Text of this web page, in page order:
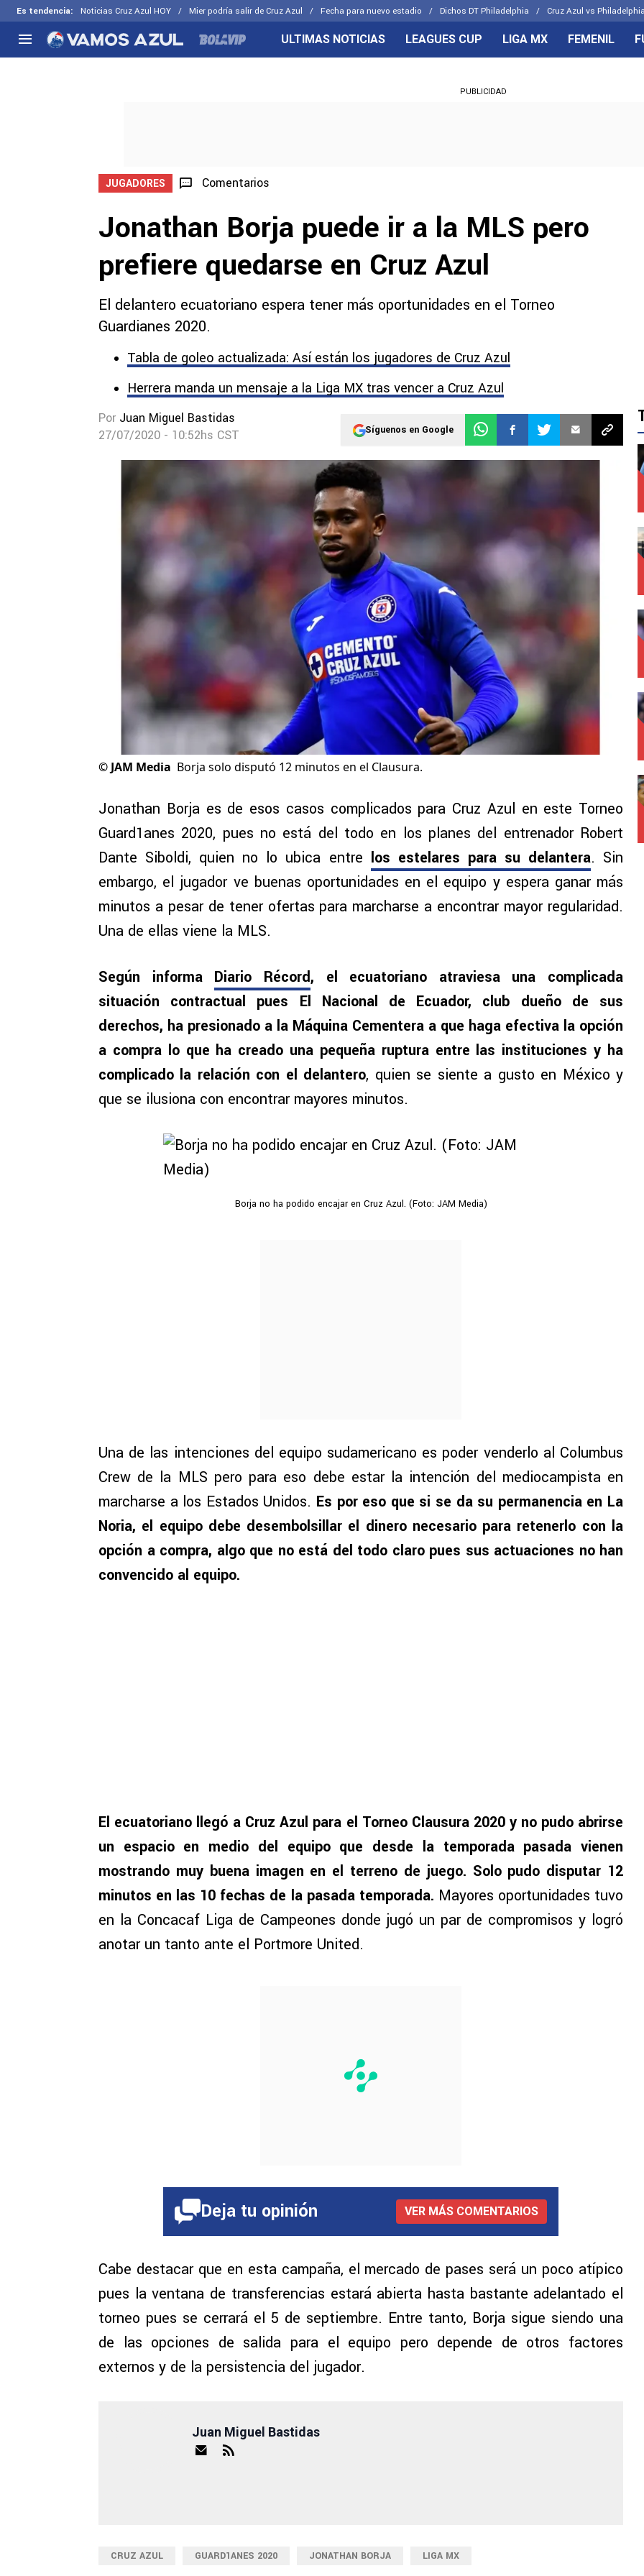
Es tendencia: Noticias Cruz Azul HOY Mier podría salir de Cruz Azul Fecha para nuevo estadio Dichos DT Philadelphia Cruz Azul vs
Selección Mexicana
CELESTES
ULTIMAS NOTICIAS LEAGUES CUP LIGA MX FEMENIL
PUBLICIDAD
JUGADORES Comentarios
Jonathan Borja puede ir a la MLS pero
prefiere quedarse en Cruz Azul
El delantero ecuatoriano espera tener más oportunidades en el Torneo
Guardianes 2020.
Tabla de goleo actualizada: Así están los jugadores de Cruz Azul
Herrera manda un mensaje a la Liga MX tras vencer a Cruz Azul
Por Juan Miguel Bastidas
27/07/2020 - 10:52hs CST
Síguenos en Google
© JAM Media Borja solo disputó 12 minutos en el Clausura.
Jonathan Borja es de esos casos complicados para Cruz Azul en este Torneo
Guard1anes 2020, pues no está del todo en los planes del entrenador Robert
Dante Siboldi, quien no lo ubica entre los estelares para su delantera. Sin
embargo, el jugador ve buenas oportunidades en el equipo y espera ganar más
minutos a pesar de tener ofertas para marcharse a encontrar mayor regularidad.
Una de ellas viene la MLS.
Según informa Diario Récord, el ecuatoriano atraviesa una complicada
situación contractual pues El Nacional de Ecuador, club dueño de sus
derechos, ha presionado a la Máquina Cementera a que haga efectiva la opción
a compra lo que ha creado una pequeña ruptura entre las instituciones y ha
complicado la relación con el delantero, quien se siente a gusto en México y
que se ilusiona con encontrar mayores minutos.
Borja no ha podido encajar en Cruz Azul. (Foto: JAM Media)
Una de las intenciones del equipo sudamericano es poder venderlo al Columbus
Crew de la MLS pero para eso debe estar la intención del mediocampista en
marcharse a los Estados Unidos. Es por eso que si se da su permanencia en La
Noria, el equipo debe desembolsillar el dinero necesario para retenerlo con la
opción a compra, algo que no está del todo claro pues sus actuaciones no han
convencido al equipo.
El ecuatoriano llegó a Cruz Azul para el Torneo Clausura 2020 y no pudo abrirse
un espacio en medio del equipo que desde la temporada pasada vienen
mostrando muy buena imagen en el terreno de juego. Solo pudo disputar 12
minutos en las 10 fechas de la pasada temporada. Mayores oportunidades tuvo
en la Concacaf Liga de Campeones donde jugó un par de compromisos y logró
anotar un tanto ante el Portmore United.
Deja tu opinión VER MÁS COMENTARIOS
Cabe destacar que en esta campaña, el mercado de pases será un poco atípico
pues la ventana de transferencias estará abierta hasta bastante adelantado el
torneo pues se cerrará el 5 de septiembre. Entre tanto, Borja sigue siendo una
de las opciones de salida para el equipo pero depende de otros factores
externos y de la persistencia del jugador.
Juan Miguel Bastidas
CRUZ AZUL GUARD1ANES 2020 JONATHAN BORJA LIGA MX